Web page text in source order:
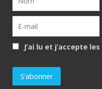
J’ai lu et j’accepte les